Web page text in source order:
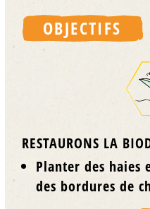
OBJECTIFS
RESTAURONS LA
Planter des haies
des bordures de